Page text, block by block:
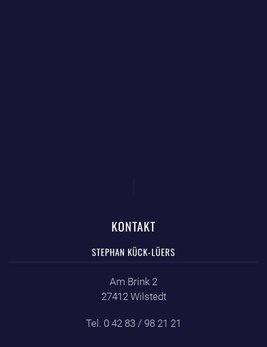
KONTAKT
STEPHAN KÜCK-LÜERS
Am Brink 2
27412 Wilstedt
Tel. 0 42 83 / 98 21 21